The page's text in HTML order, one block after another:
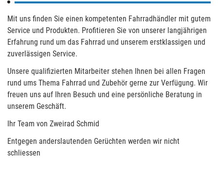
Mit uns finden Sie einen kompetenten Fahrradhändler mit gutem
Service und Produkten. Profitieren Sie von unserer langjährigen
Erfahrung rund um das Fahrrad und unserem erstklassigen und
zuverlässigen Service.
Unsere qualifizierten Mitarbeiter stehen Ihnen bei allen Fragen
rund ums Thema Fahrrad und Zubehör gerne zur Verfügung. Wir
freuen uns auf Ihren Besuch und eine persönliche Beratung in
unserem Geschäft.
Ihr Team von Zweirad Schmid
Entgegen anderslautenden Gerüchten werden wir nicht
schliessen